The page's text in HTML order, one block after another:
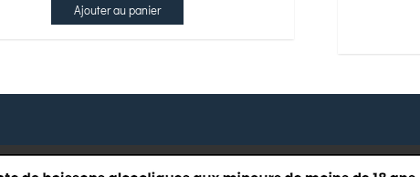
Ajouter au panier